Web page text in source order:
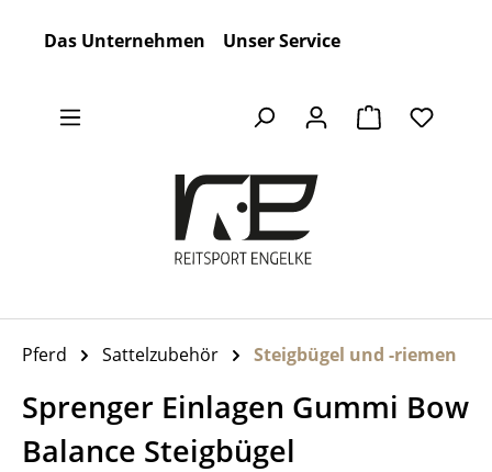
Das Unternehmen Unser Service
Warenkorb
Pferd Sattelzubehör Steigbügel und -riemen
Sprenger Einlagen Gummi Bow
Balance Steigbügel